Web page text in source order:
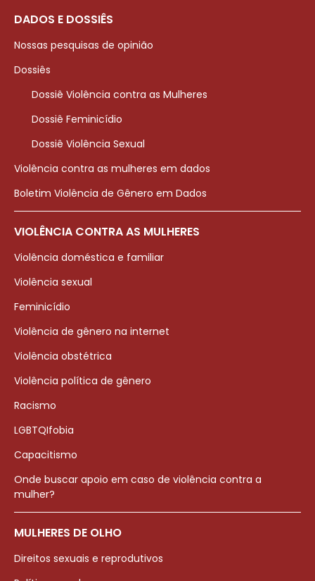
DADOS E DOSSIÊS
Nossas pesquisas de opinião
Dossiês
Dossiê Violência contra as Mulheres
Dossiê Feminicídio
Dossiê Violência Sexual
Violência contra as mulheres em dados
Boletim Violência de Gênero em Dados
VIOLÊNCIA CONTRA AS MULHERES
Violência doméstica e familiar
Violência sexual
Feminicídio
Violência de gênero na internet
Violência obstétrica
Violência política de gênero
Racismo
LGBTQIfobia
Capacitismo
Onde buscar apoio em caso de violência contra a
mulher?
MULHERES DE OLHO
Direitos sexuais e reprodutivos